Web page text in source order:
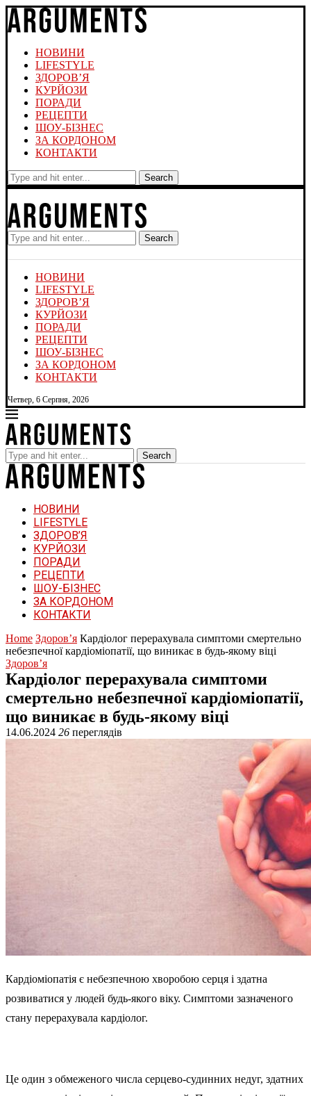
НОВИНИ
LIFESTYLE
ЗДОРОВ’Я
КУРЙОЗИ
ПОРАДИ
РЕЦЕПТИ
ШОУ-БІЗНЕС
ЗА КОРДОНОМ
КОНТАКТИ
Search
Search
НОВИНИ
LIFESTYLE
ЗДОРОВ’Я
КУРЙОЗИ
ПОРАДИ
РЕЦЕПТИ
ШОУ-БІЗНЕС
ЗА КОРДОНОМ
КОНТАКТИ
Четвер, 6 Серпня, 2026
Search
НОВИНИ
LIFESTYLE
ЗДОРОВ’Я
КУРЙОЗИ
ПОРАДИ
РЕЦЕПТИ
ШОУ-БІЗНЕС
ЗА КОРДОНОМ
КОНТАКТИ
Home Здоров’я Кардіолог перерахувала симптоми смертельно
небезпечної кардіоміопатії, що виникає в будь-якому віці
Здоров’я
Кардіолог перерахувала симптоми
смертельно небезпечної кардіоміопатії,
що виникає в будь-якому віці
14.06.2024 26 переглядів
Кардіоміопатія є небезпечною хворобою серця і здатна
розвиватися у людей будь-якого віку. Симптоми зазначеного
стану перерахувала кардіолог.
Це один з обмеженого числа серцево-судинних недуг, здатних